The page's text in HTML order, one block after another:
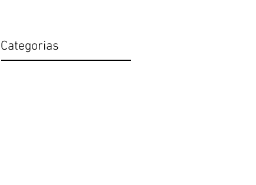
Categorias